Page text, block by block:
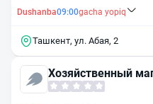
Dushanba09:00gacha yopiq
Ташкент, ул. Абая, 2
Хозяйственный